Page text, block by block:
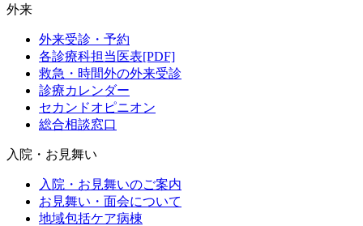
外来
外来受診・予約
各診療科担当医表[PDF]
救急・時間外の外来受診
診療カレンダー
セカンドオピニオン
総合相談窓口
入院・お見舞い
入院・お見舞いのご案内
お見舞い・面会について
地域包括ケア病棟